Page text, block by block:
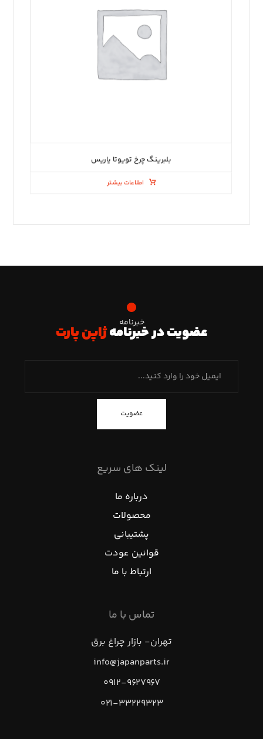
بلبرینگ چرخ تویوتا یاریس
اطلاعات بیشتر
خبرنامه
عضویت در خبرنامهژاپن پارت
عضویت
لینک های سریع
درباره ما
محصولات
پشتیبانی
قوانین عودت
ارتباط با ما
تماس با ما
تهران- بازار چراغ برق
info@japanparts.ir
۰۹۱۲-۹۶۲۷۹۶۷
۰۲۱-۳۳۲۲۹۳۲۳